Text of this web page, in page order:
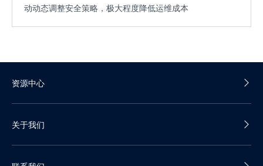
动动态调整安全策略，极大程度降低运维成本
资源中心
产品白皮书
关于我们